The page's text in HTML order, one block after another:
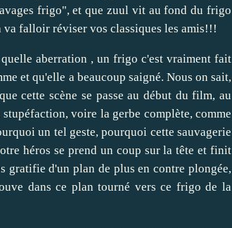
frigo", et que zuul vit au fond du frigo
falloir réviser vos classiques les amis!!!
aberration , un frigo c'est vraiment fait
et qu'elle a beaucoup saigné. Nous on sait,
cette scène se passe au début du film, au
voire la gerbe complète, comme
un tel geste, pourquoi cette sauvagerie
héros se prend un coup sur la tête et finit
gratifie d'un plan de plus en contre plongée,
dans ce plan tourné vers ce frigo de la